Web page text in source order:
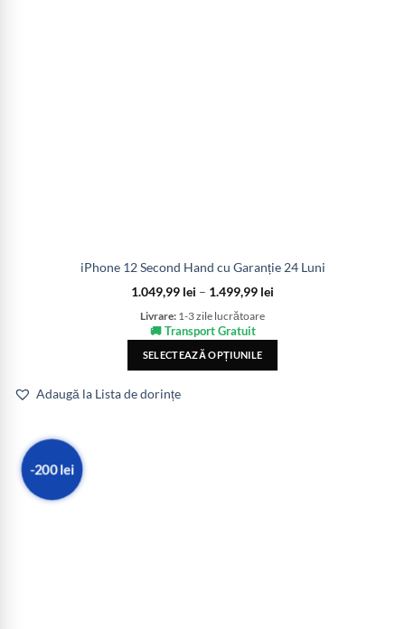
iPhone 12 Second Hand cu Garanție 24 Luni
1.049,99 lei – 1.499,99 lei
Livrare: 1-3 zile lucrătoare
🚚 Transport Gratuit
SELECTEAZĂ OPȚIUNILE
Adaugă la Lista de dorințe
-200 lei